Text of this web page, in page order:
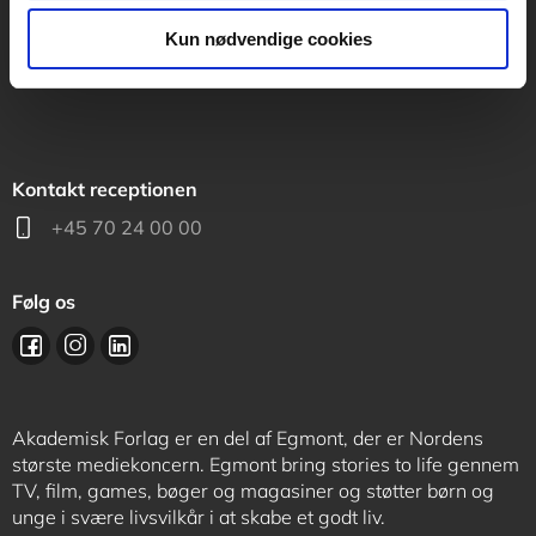
Kun nødvendige cookies
support@akademisk.dk
Kontakt receptionen
+45 70 24 00 00
Følg os
Akademisk Forlag er en del af Egmont, der er Nordens
største mediekoncern. Egmont bring stories to life gennem
TV, film, games, bøger og magasiner og støtter børn og
unge i svære livsvilkår i at skabe et godt liv.